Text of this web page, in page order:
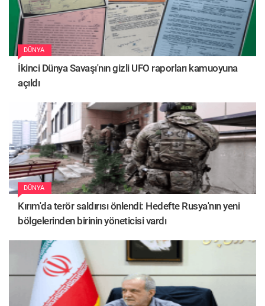
DÜNYA
İkinci Dünya Savaşı'nın gizli UFO raporları kamuoyuna
açıldı
DÜNYA
Kırım'da terör saldırısı önlendi: Hedefte Rusya'nın yeni
bölgelerinden birinin yöneticisi vardı